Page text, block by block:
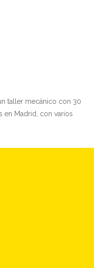
taller mecánico con 30
en Madrid, con varios